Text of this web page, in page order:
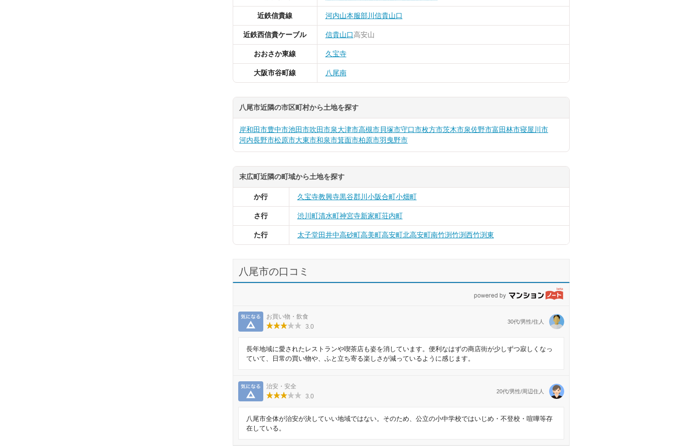
近鉄信貴線 河内山本服部川 信貴山口
近鉄西信貴ケーブル 信貴山口高安山
おおさか東線 久宝寺
大阪市谷町線 八尾南
八尾市近隣の市区町村から土地を探す
岸和田市豊中市池田市吹田市泉大津市高槻市貝塚市守口市枚方市茨木市泉佐野市富田林市寝屋川市
河内長野市松原市大東市和泉市箕面市柏原市羽曳野市
末広町近隣の町域から土地を探す
か行 久宝寺教興寺黒谷郡川 小阪合町小畑町
さ行 渋川町清水町神宮寺新家町荘内町
た行 太子堂田井中高砂町高美町高安町北高安町南竹渕竹渕西竹渕東
八尾市の口コミ
気になる
お買い物・飲食
3.0
30代/男性/住人
長年地域に愛されたレストランや喫茶店も姿を消しています。便利なはずの商店街が少しずつ寂しくなっ
ていて、日常の買い物や、ふと立ち寄る楽しさが減っているように感じます。
気になる
治安・安全
3.0
20代/男性/周辺住人
八尾市全体が治安が決していい地域ではない。そのため、公立の小中学校ではいじめ・不登校・喧嘩等存
在している。